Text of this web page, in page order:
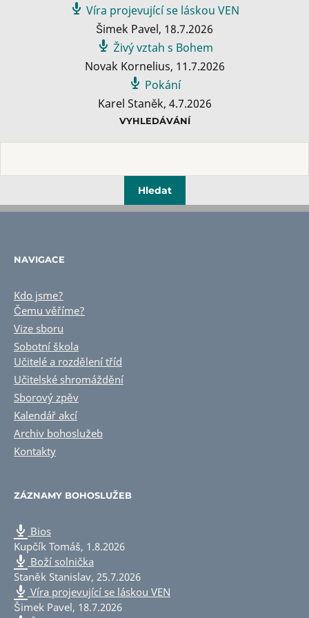
Víra projevující se láskou VEN
Šimek Pavel, 18.7.2026
Živý vztah s Bohem
Novak Kornelius, 11.7.2026
Pokání
Karel Staněk, 4.7.2026
VYHLEDÁVÁNÍ
NAVIGACE
Kdo jsme?
Čemu věříme?
Vize sboru
Sobotní škola
Učitelé a rozdělení tříd
Učitelské shromáždění
Sborový zpěv
Kalendář akcí
Archiv bohoslužeb
Kontakty
ZÁZNAMY BOHOSLUŽEB
Bios
Kupčík Tomáš, 1.8.2026
Boží solnička
Staněk Stanislav, 25.7.2026
Víra projevující se láskou VEN
Šimek Pavel, 18.7.2026